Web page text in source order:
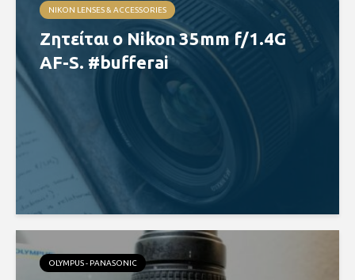
NIKON LENSES & ACCESSORIES
Ζητείται ο Nikon 35mm f/1.4G
AF-S. #bufferai
OLYMPUS - PANASONIC